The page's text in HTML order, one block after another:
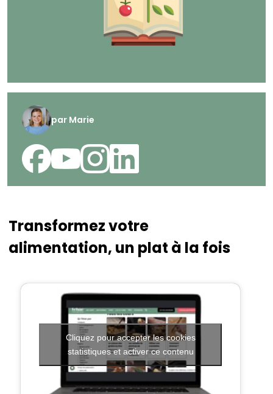
par Marie
Transformez votre
alimentation, un plat à la fois
Cliquez pour accepter les cookies
statistiques et activer ce contenu